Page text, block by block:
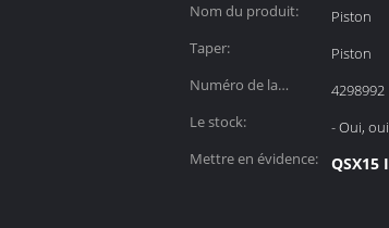
Nom du produit: Piston
Taper:
Piston
Numéro de la
4298992
Le stock:
- Oui,
Mettre en évidence:
QSX15